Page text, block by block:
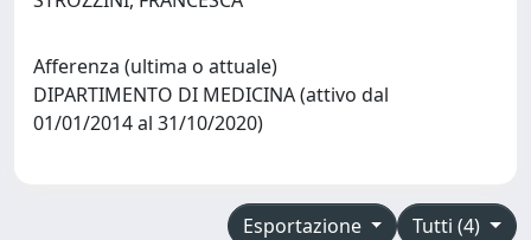
Afferenza (ultima o attuale)
DIPARTIMENTO DI MEDICINA (attivo dal
01/01/2014 al 31/10/2020)
Tutti (4)
Esportazione